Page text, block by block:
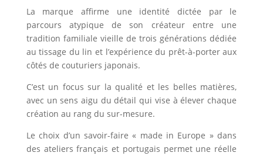
La marque affirme une identité dictée par le
parcours atypique de son créateur entre une
tradition familiale vieille de trois générations dédiée
au tissage du lin et l’expérience du prêt-à-porter aux
côtés de couturiers japonais.
C’est un focus sur la qualité et les belles matières,
avec un sens aigu du détail qui vise à élever chaque
création au rang du sur-mesure.
Le choix d’un savoir-faire « made in Europe » dans
des ateliers français et portugais permet une réelle